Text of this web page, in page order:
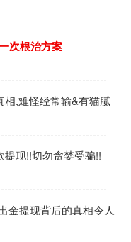
次根治方案
相,难怪经常输&有猫腻
提现!!切勿贪婪受骗!!
金提现背后的真相令人